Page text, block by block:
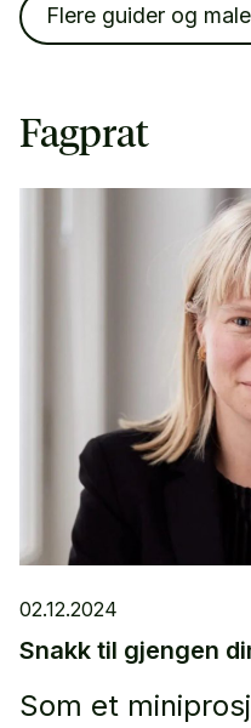
Flere guider og
Fagprat
02.12.2024
Snakk til gjengen
Som et